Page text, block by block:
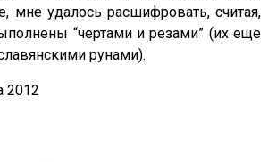
мне удалось расшифровать, считая,
“чертами и резами” (их еще
рунами).
2012